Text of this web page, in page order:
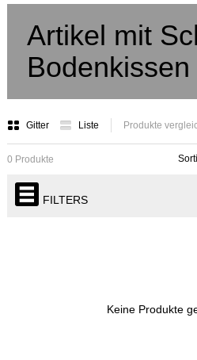
Artikel mit
Bodenkissen
Gitter Liste Produkte
0 Produkte
FILTERS
Keine Produkte